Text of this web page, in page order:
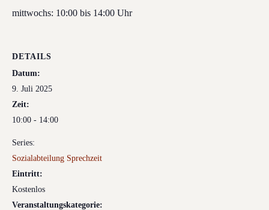
mittwochs: 10:00 bis 14:00 Uhr
DETAILS
Datum:
9. Juli 2025
Zeit:
10:00 - 14:00
Series:
Sozialabteilung Sprechzeit
Eintritt:
Kostenlos
Veranstaltungskategorie: